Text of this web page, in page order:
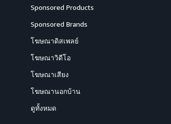
Sponsored Products
Sponsored Brands
โฆษณาดิสเพลย์
โฆษณาวิดีโอ
โฆษณาเสียง
โฆษณานอกบ้าน
ดูทั้งหมด